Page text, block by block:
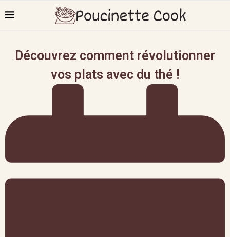
Découvrez comment révolutionner
vos plats avec du thé !